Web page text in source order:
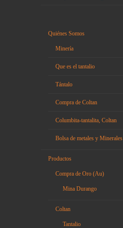
Quiénes Somos
Minería
Que es el tantalio
Tántalo
Compra de Coltan
Columbita-tantalita, Coltan
Bolsa de metales y Minerales
Productos
Compra de Oro (Au)
Mina Durango
Coltan
Tantalio